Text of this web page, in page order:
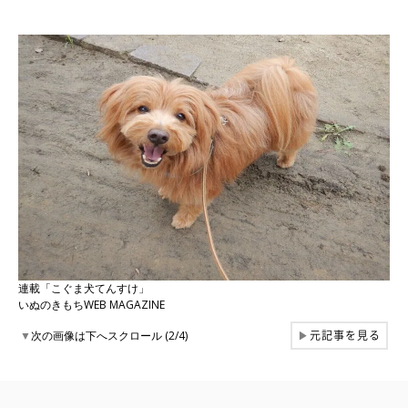
連載「こぐま犬てんすけ」
いぬのきもちWEB MAGAZINE
▼次の画像は下へスクロール (2/4) ▶元記事を見る